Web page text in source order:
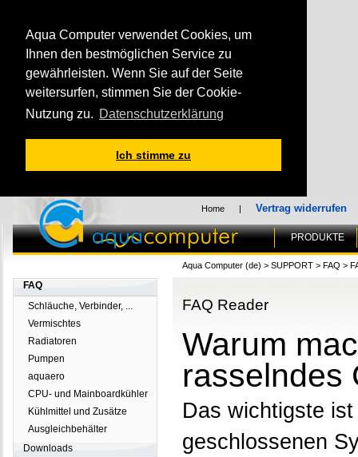
Aqua Computer verwendet Cookies, um
Ihnen den bestmöglichen Service zu
gewährleisten. Wenn Sie auf der Seite
weitersurfen, stimmen Sie der Cookie-
Nutzung zu. Datenschutzerklärung
Ich stimme zu
Home | Vertrag widerrufen
PRODUKTE
FAQ
Schläuche, Verbinder, ...
Vermischtes
Radiatoren
Pumpen
aquaero
CPU- und Mainboardkühler
Kühlmittel und Zusätze
Ausgleichbehälter
Downloads
Aqua Computer (de) > SUPPORT > FAQ >
FAQ Reader
Warum
rasselndes
Das wichtigste
geschlossenen